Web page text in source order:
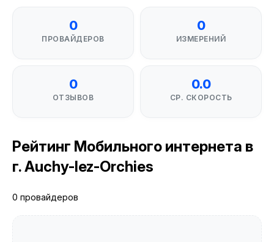
0
ПРОВАЙДЕРОВ
0
ИЗМЕРЕНИЙ
0
ОТЗЫВОВ
0.0
СР. СКОРОСТЬ
Рейтинг Мобильного интернета в
г. Auchy-lez-Orchies
0 провайдеров